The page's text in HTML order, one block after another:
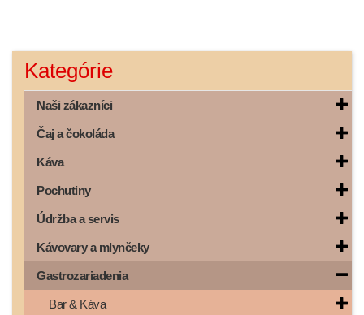
Kategórie
Naši zákazníci
Čaj a čokoláda
Káva
Pochutiny
Údržba a servis
Kávovary a mlynčeky
Gastrozariadenia
Bar & Káva